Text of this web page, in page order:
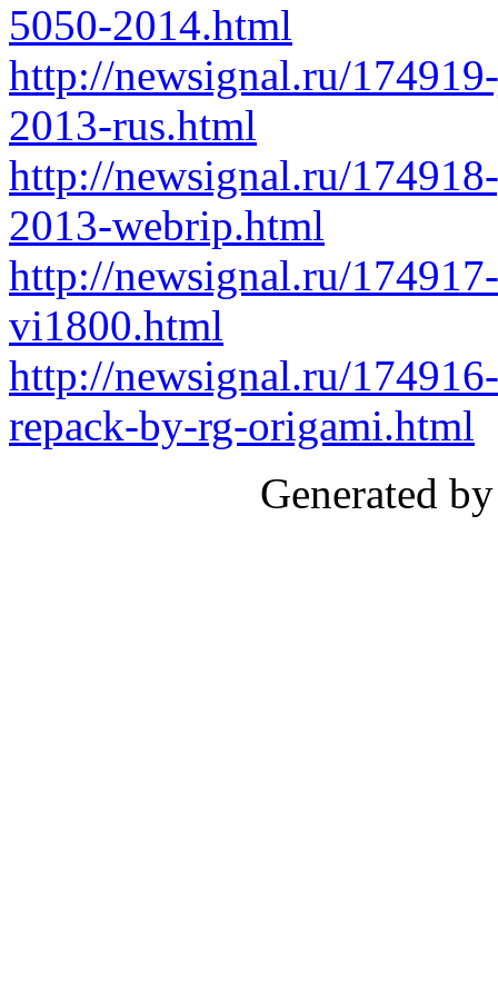
5050-2014.html
http://newsignal.ru/
2013-rus.html
http://newsignal.ru/
2013-webrip.html
http://newsignal.ru/
vi1800.html
http://newsignal.ru/
repack-by-rg-origami.html
Generated